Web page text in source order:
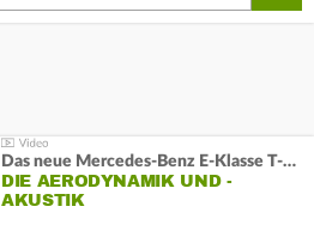
Das neue Mercedes-Benz E-Klasse T-Modell
DIE AERODYNAMIK UND -
AKUSTIK